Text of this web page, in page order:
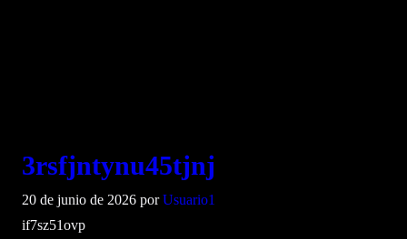
3rsfjntynu45tjnj
20 de junio de 2026 porUsuario1
if7sz51ovp